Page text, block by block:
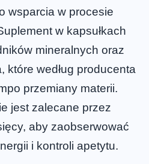
wsparcia w procesie
w kapsułkach
mineralnych oraz
które według producenta
przemiany materii.
jest zalecane przez
aby zaobserwować
i kontroli apetytu.